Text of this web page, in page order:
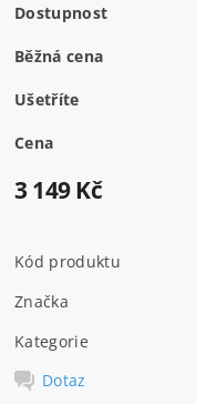
Dostupnost
Běžná cena
Ušetříte
Cena
3 149 Kč
Kód produktu
Značka
Kategorie
Dotaz